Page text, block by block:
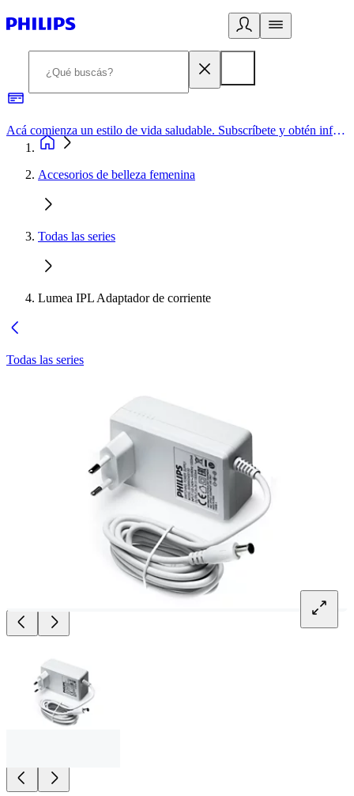
Acá comienza un estilo de vida saludable. Subscríbete y obtén información de primera mano
Accesorios de belleza femenina
Todas las series
Lumea IPL Adaptador de corriente
Todas las series